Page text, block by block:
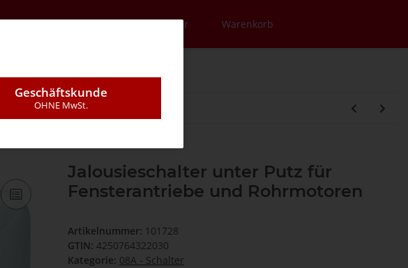
Montageleistungen Newsletter Warenkorb
Jalousieschalter unter Putz für
Fensterantriebe und Rohrmotoren
Artikelnummer: 101728
GTIN: 4250764322030
Kategorie: 08A - Schalter
Geschäftskunde
OHNE MwSt.